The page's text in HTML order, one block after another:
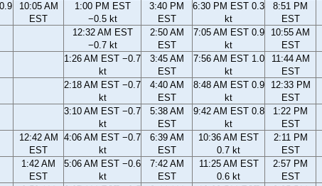
10:05 AM
EST
1:00 PM EST
−0.5 kt
3:40 PM
EST
6:30 PM EST 0.3
kt
8:51 PM
EST
12:32 AM EST
−0.7 kt
2:50 AM
EST
7:05 AM EST 0.9
kt
10:55 AM
EST
1:26 AM EST −0.7
kt
3:45 AM
EST
7:56 AM EST 1.0
kt
11:44 AM
EST
2:18 AM EST −0.7
kt
4:40 AM
EST
8:48 AM EST 0.9
kt
12:33 PM
EST
3:10 AM EST −0.7
kt
5:38 AM
EST
9:42 AM EST 0.8
kt
1:22 PM
EST
12:42 AM
EST
4:06 AM EST −0.7
kt
6:39 AM
EST
10:36 AM EST
0.7 kt
2:11 PM
EST
1:42 AM
EST
5:06 AM EST −0.6
kt
7:42 AM
EST
11:25 AM EST
0.6 kt
2:57 PM
EST